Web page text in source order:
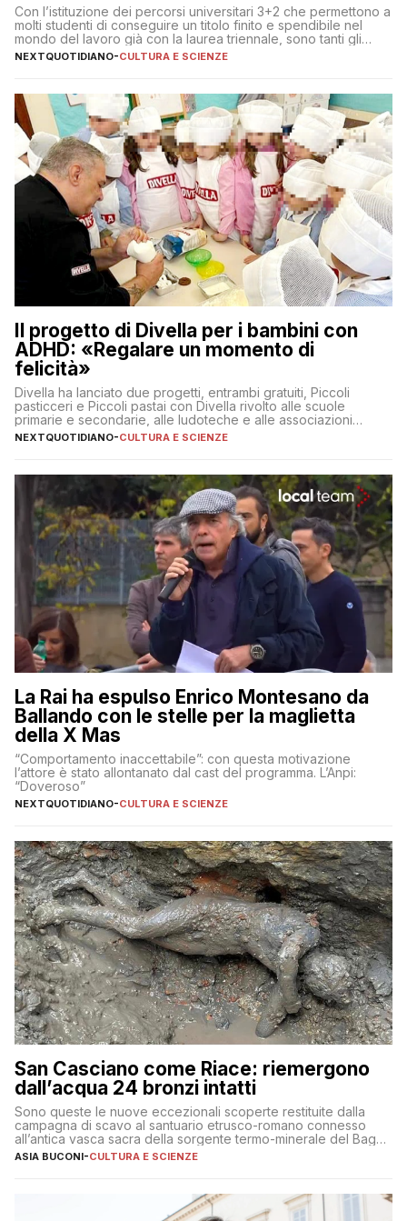
Con l’istituzione dei percorsi universitari 3+2 che permettono a
molti studenti di conseguire un titolo finito e spendibile nel
mondo del lavoro già con la laurea triennale, sono tanti gli
interrogativi che si pongono gli studenti una volta raggiunto
l’obiettivo di primo livello
NEXTQUOTIDIANO-CULTURA E SCIENZE
Il progetto di Divella per i bambini con
ADHD: «Regalare un momento di
felicità»
Divella ha lanciato due progetti, entrambi gratuiti, Piccoli
pasticceri e Piccoli pastai con Divella rivolto alle scuole
primarie e secondarie, alle ludoteche e alle associazioni
pugliesi che si occupano di bambini con ADHD
NEXTQUOTIDIANO-CULTURA E SCIENZE
La Rai ha espulso Enrico Montesano da
Ballando con le stelle per la maglietta
della X Mas
“Comportamento inaccettabile”: con questa motivazione
l’attore è stato allontanato dal cast del programma. L’Anpi:
“Doveroso”
NEXTQUOTIDIANO-CULTURA E SCIENZE
San Casciano come Riace: riemergono
dall’acqua 24 bronzi intatti
Sono queste le nuove eccezionali scoperte restituite dalla
campagna di scavo al santuario etrusco-romano connesso
all’antica vasca sacra della sorgente termo-minerale del Bagno
Grande
ASIA BUCONI-CULTURA E SCIENZE